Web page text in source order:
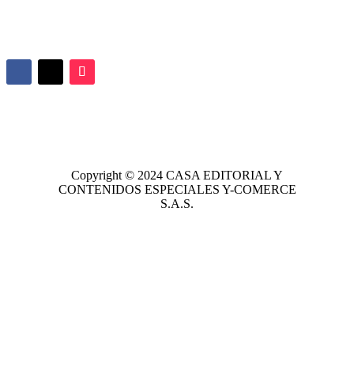
Copyright © 2024 CASA EDITORIALY
CONTENIDOS ESPECIALES Y-COMERCE
S.A.S.